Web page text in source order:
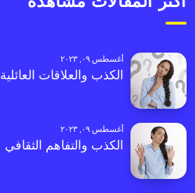
أغسطس ٠٩, ٢٠٢٣
الكذب والعلاقات العائلية
أغسطس ٠٩, ٢٠٢٣
الكذب والتفاهم الثقافي